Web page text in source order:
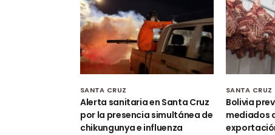
SANTA CRUZ
Alerta sanitaria en Santa Cruz
por la presencia simultánea de
chikungunya e influenza
SANTA CRUZ
Bolivia
mediados